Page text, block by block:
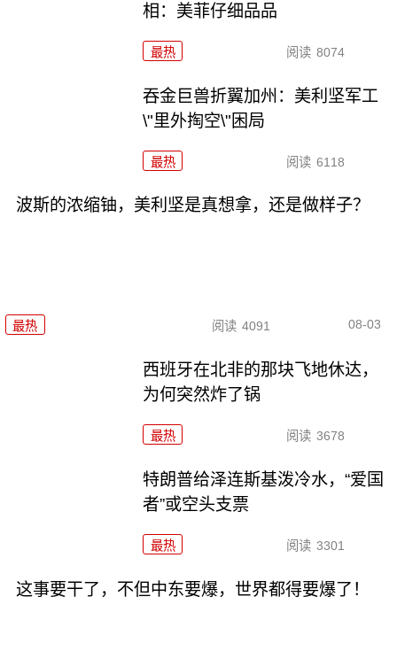
相：美菲仔细品品
最热 阅读 8074
吞金巨兽折翼加州：美利坚军工
\"里外掏空\"困局
最热 阅读 6118
波斯的浓缩铀，美利坚是真想拿，还是做样子？
最热 阅读 4091 08-03
西班牙在北非的那块飞地休达，
为何突然炸了锅
最热 阅读 3678
特朗普给泽连斯基泼冷水，“爱国
者”或空头支票
最热 阅读 3301
这事要干了，不但中东要爆，世界都得要爆了！